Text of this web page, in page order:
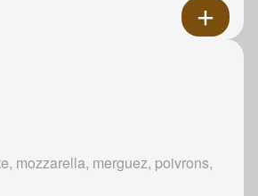
mozzarella, merguez, poivrons,